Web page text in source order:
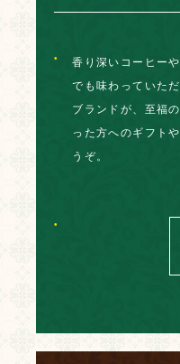
香り深いコーヒー
でも味わっていた
ブランドが、至福
った方へのギフト
うぞ。